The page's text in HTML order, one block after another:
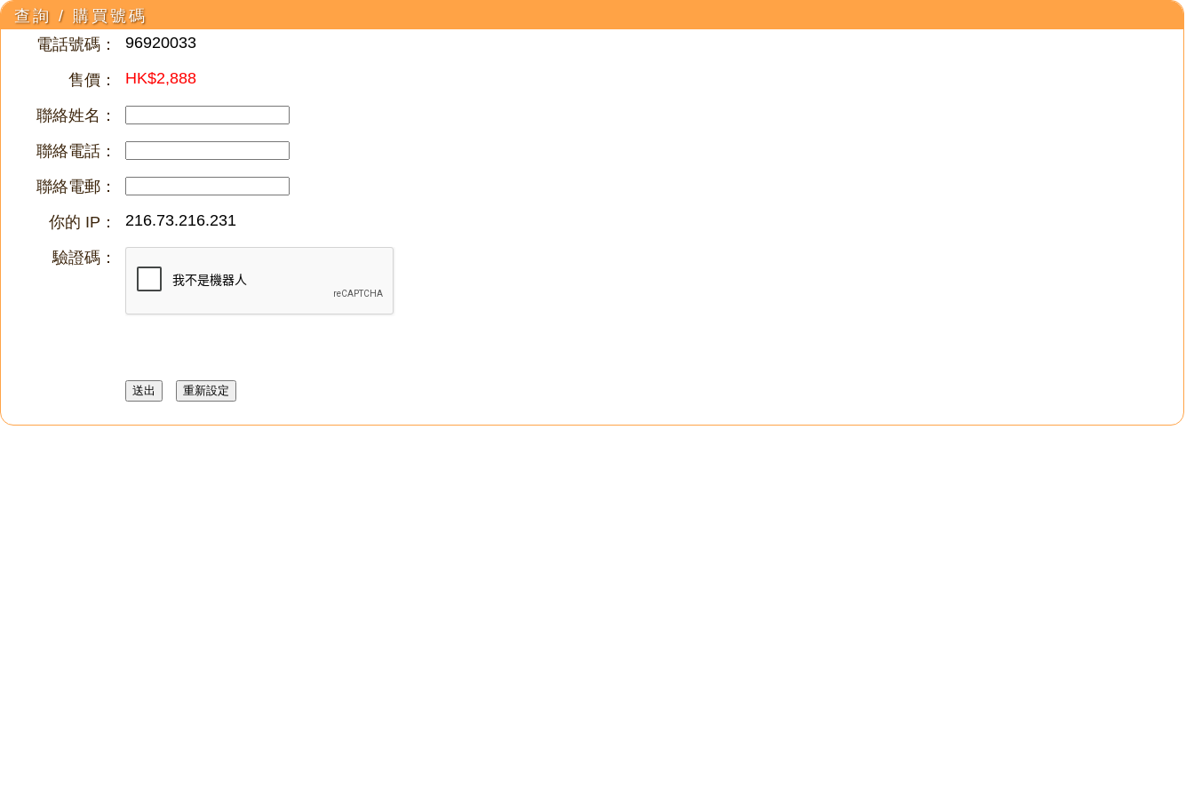
查詢 / 購買號碼
電話號碼：
96920033
售價： HK$2,888
聯絡姓名：
聯絡電話：
聯絡電郵：
你的 IP：
216.73.216.231
驗證碼：